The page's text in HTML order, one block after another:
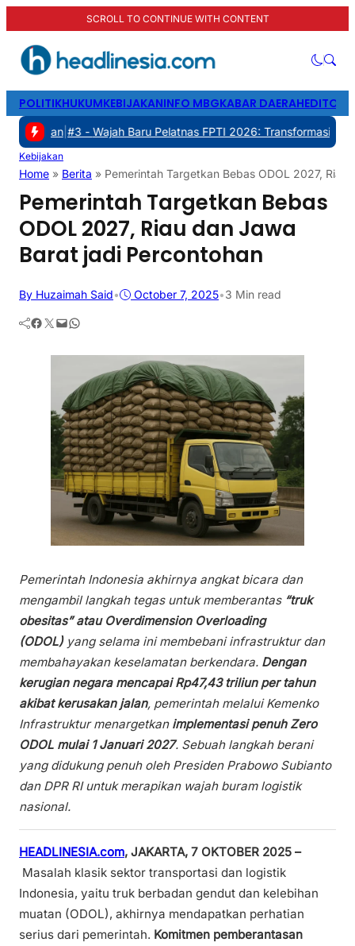
SCROLL TO CONTINUE WITH CONTENT
POLITIKHUKUMKEBIJAKANINFO MBGKABAR DAERAH
Wajah Baru Pelatnas FPTI 2026: Transformasi Manajemen,
Kebijakan
Home » Berita » Pemerintah Targetkan Bebas ODOL 2027,
Pemerintah Targetkan Bebas
ODOL 2027, Riau dan Jawa
Barat jadi Percontohan
By Huzaimah Said• October 7, 2025•3 Min read
Facebook Twitter Mail WhatsApp
Pemerintah Indonesia akhirnya angkat bicara dan
mengambil langkah tegas untuk memberantas “truk
obesitas” atau Overdimension Overloading
(ODOL)yang selama ini membebani infrastruktur dan
membahayakan keselamatan berkendara. Dengan
kerugian negara mencapai Rp47,43 triliun per tahun
akibat kerusakan jalan, pemerintah melalui Kemenko
Infrastruktur menargetkan implementasi penuh Zero
ODOL mulai 1 Januari 2027. Sebuah langkah berani
yang didukung penuh oleh Presiden Prabowo Subianto
dan DPR RI untuk merapikan wajah buram logistik
nasional.
HEADLINESIA.com, JAKARTA, 7 OKTOBER 2025 –
Masalah klasik sektor transportasi dan logistik
Indonesia, yaitu truk berbadan gendut dan kelebihan
muatan (ODOL), akhirnya mendapatkan perhatian
serius dari pemerintah. Komitmen pemberantasan